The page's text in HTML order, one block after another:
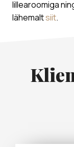
lillearoomiga
lähemaltsiit.